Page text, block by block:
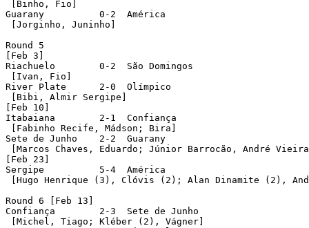
[Binho, Fio]
Guarany		 0-2  América
[Jorginho, Juninho]
Round 5
[Feb 3]
Riachuelo	 0-2  São Domingos
[Ivan, Fio]
River Plate	 2-0  Olímpico
[Bibi, Almir Sergipe]
[Feb 10]
Itabaiana	 2-1  Confiança
[Fabinho Recife, Mádson; Bira]
Sete de Junho	 2-2  Guarany
[Marcos Chaves, Eduardo; Júnior Barrocão, André
[Feb 23]
Sergipe		 5-4  América
[Hugo Henrique (3), Clóvis (2); Alan Dinamite (2),
Round 6 [Feb 13]
Confiança	 2-3  Sete de Junho
[Michel, Tiago; Kléber (2), Vágner]